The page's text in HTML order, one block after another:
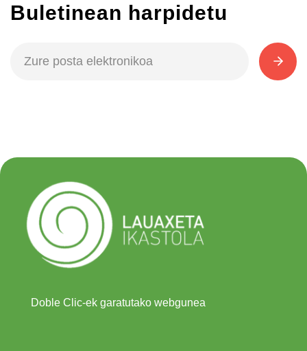
Buletinean harpidetu
Doble Clic-ek garatutako webgunea